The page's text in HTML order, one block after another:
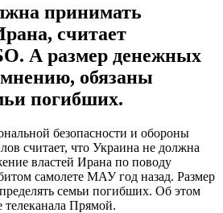
принимать
считает
А размер денежных
обязаны
погибших.
безопасности и обороны
считает, что Украина не должна
властей Ирана по поводу
самолете МАУ год назад. Размер
семьи погибших. Об этом
телеканала Прямой.